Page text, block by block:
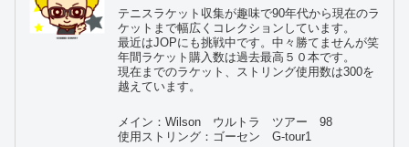
テニスラケット収集が趣味で90年代から現在のラ
ケットまで幅広くコレクションしています。
最近はJOPにも挑戦中です。中々勝てませんが笑
年間ラケット購入数は過去最高５０本です。
現在までのラケット、ストリング使用数は300を
越えています。
メイン：Wilson ウルトラ ツアー 98
使用ストリング：ゴーセン G-tour1